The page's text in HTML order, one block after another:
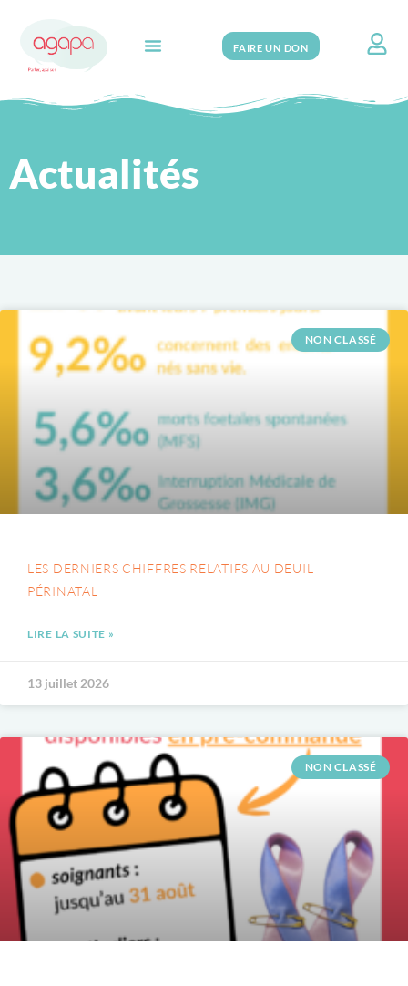
FAIRE UN DON
Actualités
NON CLASSÉ
LES DERNIERS CHIFFRES RELATIFS AU DEUIL
PÉRINATAL
LIRE LA SUITE »
13 juillet 2026
NON CLASSÉ